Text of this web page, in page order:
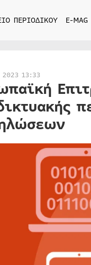
ΠΕΡΙΟΔΙΚΟΥ E-MAG
13:33